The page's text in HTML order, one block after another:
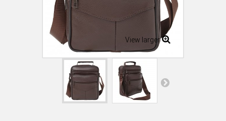
View larger